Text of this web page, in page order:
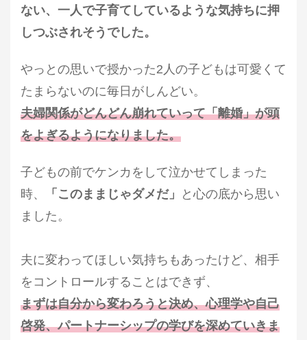
ない、一人で子育てしているような気持ちに押
しつぶされそうでした。
やっとの思いで授かった2人の子どもは可愛くて
たまらないのに毎日がしんどい。
夫婦関係がどんどん崩れていって「離婚」が頭
をよぎるようになりました。
子どもの前でケンカをして泣かせてしまった
時、
「このままじゃダメだ」
と心の底から思い
ました。
夫に変わってほしい気持ちもあったけど、 相手
をコントロールすることはできず、
まずは自分から変わろうと決め、心理学や自己
啓発、パートナーシップの学びを深めていきま